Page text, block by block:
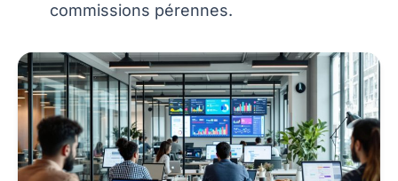
commissions pérennes.